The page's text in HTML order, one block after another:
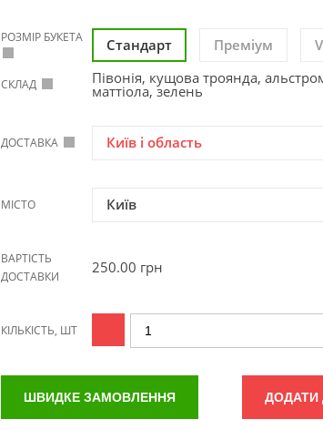
РОЗМІР БУКЕТА Стандарт Преміум
СКЛАД Півонія, кущова троянда,
маттіола, зелень
ДОСТАВКА Київ і область
МІСТО Київ
ВАРТІСТЬ
ДОСТАВКИ
250.00 грн
КІЛЬКІСТЬ, ШТ
ШВИДКЕ ЗАМОВЛЕННЯ